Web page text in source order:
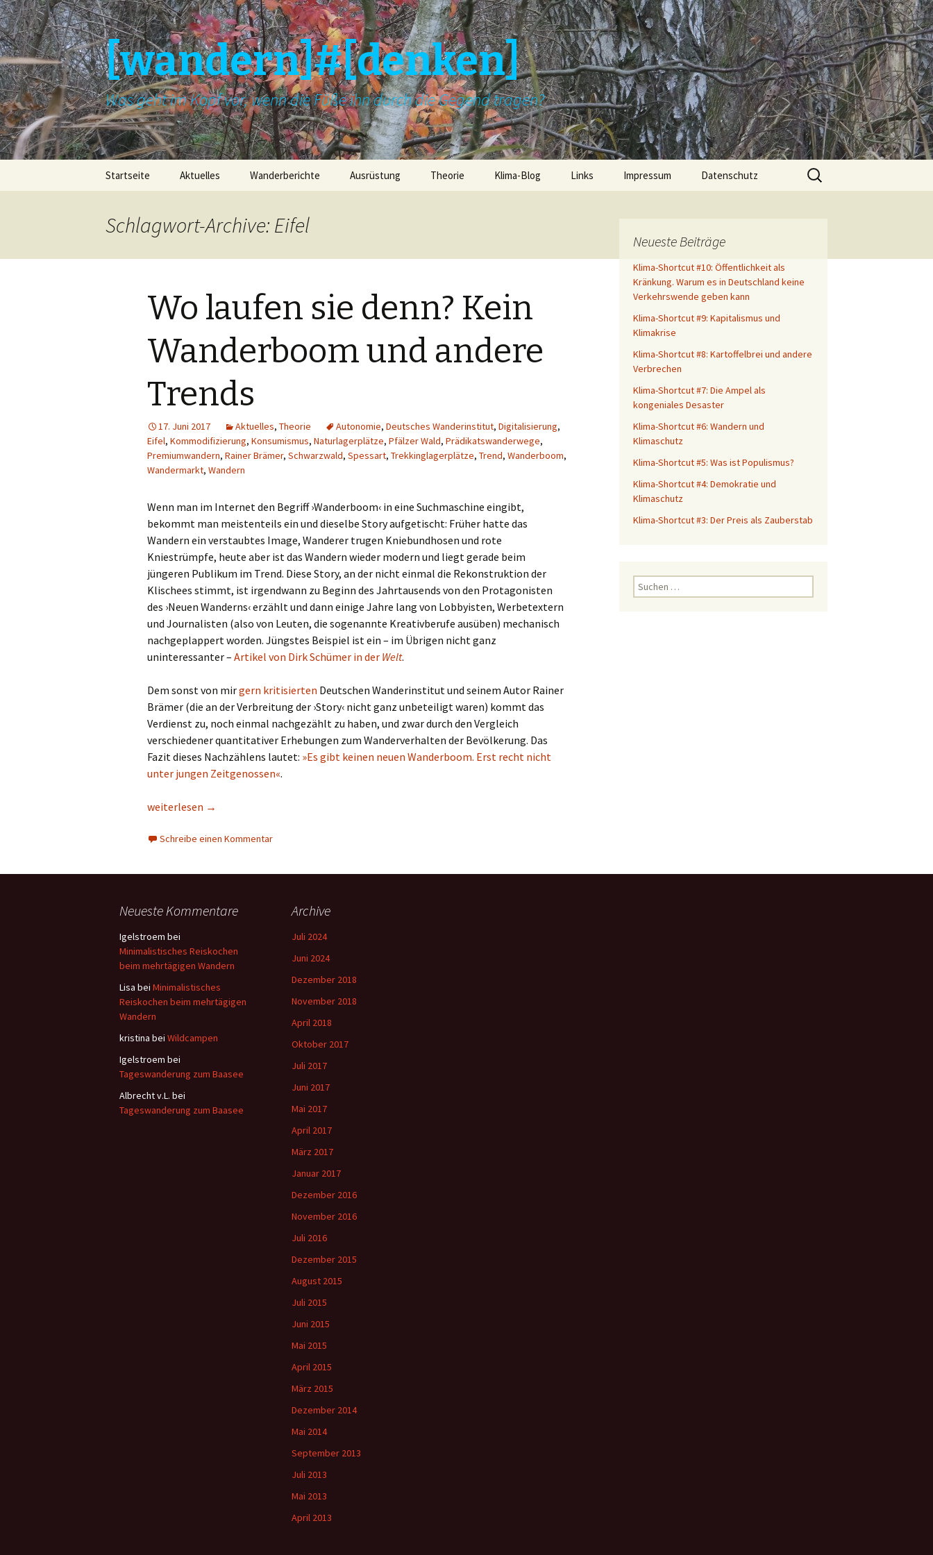
[wandern]#[denken]
Was geht im Kopf vor, wenn die Füße ihn durch die Gegend tragen?
Springe
Startseite Aktuelles Wanderberichte Ausrüstung Theorie Klima-Blog Links Impressum Datenschutz
Suche
nach:
Schlagwort-Archive: Eifel
Wo laufen sie denn? Kein
Wanderboom und andere
Trends
17. Juni 2017 Aktuelles, Theorie Autonomie, Deutsches Wanderinstitut, Digitalisierung,
Eifel, Kommodifizierung, Konsumismus, Naturlagerplätze, Pfälzer Wald, Prädikatswanderwege,
Premiumwandern, Rainer Brämer, Schwarzwald, Spessart, Trekkinglagerplätze, Trend, Wanderboom,
Wandermarkt, Wandern
Wenn man im Internet den Begriff ›Wanderboom‹ in eine Suchmaschine eingibt,
bekommt man meistenteils ein und dieselbe Story aufgetischt: Früher hatte das
Wandern ein verstaubtes Image, Wanderer trugen Kniebundhosen und rote
Kniestrümpfe, heute aber ist das Wandern wieder modern und liegt gerade beim
jüngeren Publikum im Trend. Diese Story, an der nicht einmal die Rekonstruktion der
Klischees stimmt, ist irgendwann zu Beginn des Jahrtausends von den Protagonisten
des ›Neuen Wanderns‹ erzählt und dann einige Jahre lang von Lobbyisten, Werbetextern
und Journalisten (also von Leuten, die sogenannte Kreativberufe ausüben) mechanisch
nachgeplappert worden. Jüngstes Beispiel ist ein – im Übrigen nicht ganz
uninteressanter – Artikel von Dirk Schümer in der Welt.
Dem sonst von mirgern kritisierten Deutschen Wanderinstitut und seinem Autor Rainer
Brämer (die an der Verbreitung der ›Story‹ nicht ganz unbeteiligt waren) kommt das
Verdienst zu, noch einmal nachgezählt zu haben, und zwar durch den Vergleich
verschiedener quantitativer Erhebungen zum Wanderverhalten der Bevölkerung. Das
Fazit dieses Nachzählens lautet: »Es gibt keinen neuen Wanderboom. Erst recht nicht
unter jungen Zeitgenossen«.
Wo laufen sie denn? Kein Wanderboom und andere Trends
weiterlesen →
Schreibe einen Kommentar
Neueste Beiträge
Klima-Shortcut #10: Öffentlichkeit als
Kränkung. Warum es in Deutschland keine
Verkehrswende geben kann
Klima-Shortcut #9: Kapitalismus und
Klimakrise
Klima-Shortcut #8: Kartoffelbrei und andere
Verbrechen
Klima-Shortcut #7: Die Ampel als
kongeniales Desaster
Klima-Shortcut #6: Wandern und
Klimaschutz
Klima-Shortcut #5: Was ist Populismus?
Klima-Shortcut #4: Demokratie und
Klimaschutz
Klima-Shortcut #3: Der Preis als Zauberstab
u
Neueste Kommentare
Igelstroem bei
Minimalistisches Reiskochen
beim mehrtägigen Wandern
Lisa bei Minimalistisches
Reiskochen beim mehrtägigen
Wandern
kristina bei Wildcampen
Igelstroem bei
Tageswanderung zum Baasee
Albrecht v.L. bei
Tageswanderung zum Baasee
Archive
Juli 2024
Juni 2024
Dezember 2018
November 2018
April 2018
Oktober 2017
Juli 2017
Juni 2017
Mai 2017
April 2017
März 2017
Januar 2017
Dezember 2016
November 2016
Juli 2016
Dezember 2015
August 2015
Juli 2015
Juni 2015
Mai 2015
April 2015
März 2015
Dezember 2014
Mai 2014
September 2013
Juli 2013
Mai 2013
April 2013